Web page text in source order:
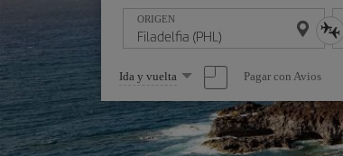
ORIGEN
Seleccione
una
opción
Ida y vuelta Pagar con Avios